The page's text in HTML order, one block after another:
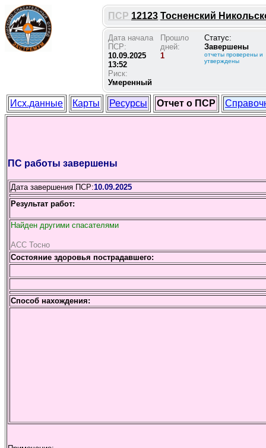
ПСР 12123 Тосненский
Дата начала
ПСР:
10.09.2025
13:52
Риск:
Умеренный
Прошло
дней:
1
Статус:
Завершены
отчеты проверены и
утверждены
Исх.данные Карты Ресурсы Отчет о ПСР
ПС работы завершены
Дата завершения ПСР:10.09.2025
Результат работ:
Найден другими спасателями
АСС Тосно
Состояние здоровья пострадавшего:
Способ нахождения: